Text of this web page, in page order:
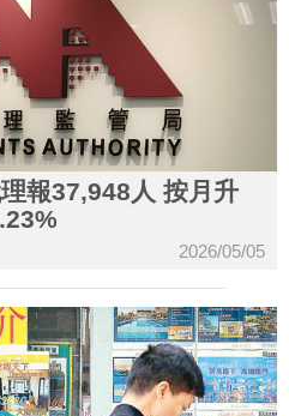
報37,948人 按月升
2026/05/05